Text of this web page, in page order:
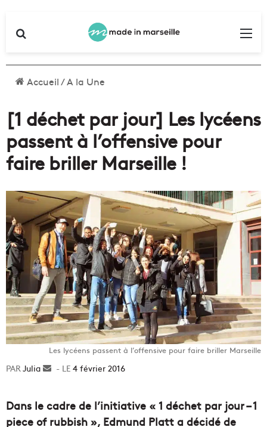
Accueil/A la Une
[1 déchet par jour] Les lycéens
passent à l’offensive pour
faire briller Marseille !
Les lycéens passent à l’offensive pour faire briller Marseille
Julia
Envoyer4 février 2016
Dans le cadre de l’initiative « 1 déchet par jour – 1
piece of rubbish », Edmund Platt a décidé de